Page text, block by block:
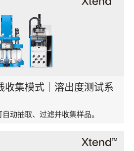
集模式｜溶出度测试系
动抽取、过滤并收集样品。